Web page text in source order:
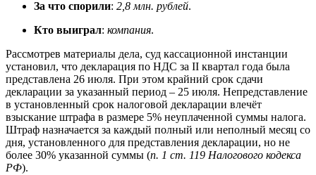
За что спорили: 2,8 млн. рублей.
Кто выиграл: компания.
Рассмотрев материалы дела, суд кассационной инстанции
установил, что декларация по НДС за II квартал года была
представлена 26 июля. При этом крайний срок сдачи
декларации за указанный период – 25 июля. Непредставление
в установленный срок налоговой декларации влечёт
взыскание штрафа в размере 5% неуплаченной суммы налога.
Штраф назначается за каждый полный или неполный месяц со
дня, установленного для представления декларации, но не
более 30% указанной суммы (п. 1 ст. 119 Налогового кодекса
РФ).